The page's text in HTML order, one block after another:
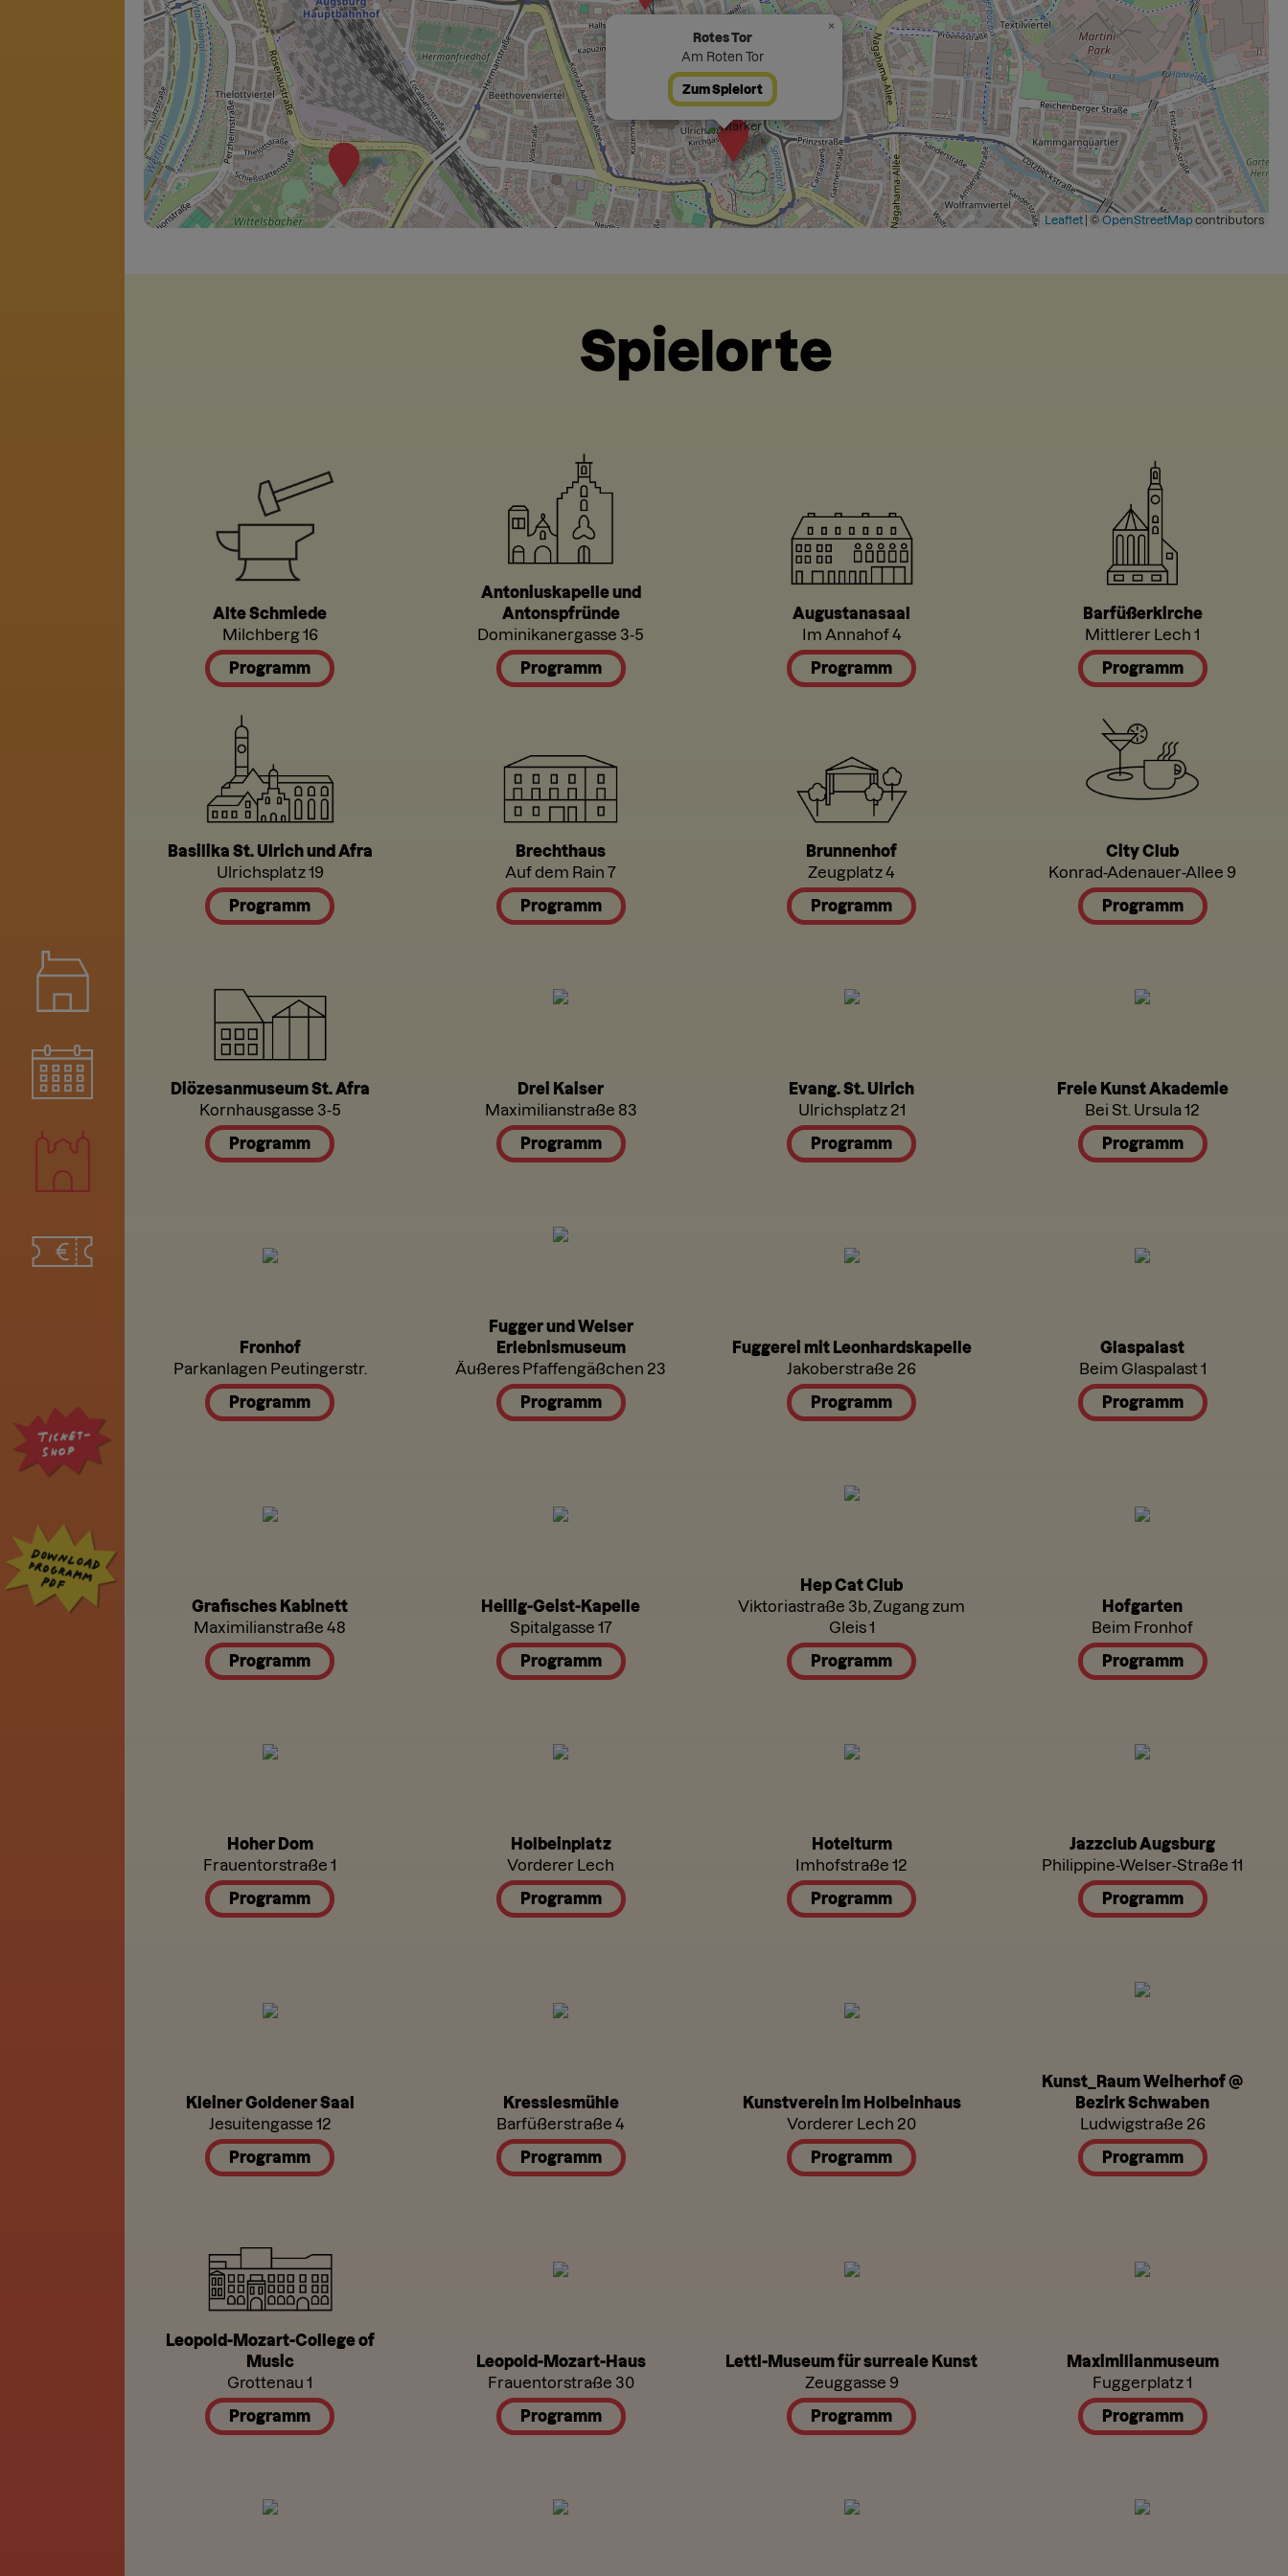
Rotes Tor
Am Roten Tor
Zum Spielort
×
Leaflet © OpenStreetMap contributors
Spielorte
Alte Schmiede
Milchberg 16
Programm
Antoniuskapelle und
Antonspfründe
Dominikanergasse 3-5
Programm
Augustanasaal
Im Annahof 4
Programm
Barfüßerkirche
Mittlerer Lech 1
Programm
Basilika St. Ulrich und Afra
Ulrichsplatz 19
Programm
Brechthaus
Auf dem Rain 7
Programm
Brunnenhof
Zeugplatz 4
Programm
City Club
Konrad-Adenauer-Allee 9
Programm
Diözesanmuseum St. Afra
Kornhausgasse 3-5
Programm
Drei Kaiser
Maximilianstraße 83
Programm
Evang. St. Ulrich
Ulrichsplatz 21
Programm
Freie Kunst Akademie
Bei St. Ursula 12
Programm
Fronhof
Parkanlagen Peutingerstr.
Programm
Fugger und Welser
Erlebnismuseum
Äußeres Pfaffengäßchen 23
Programm
Fuggerei mit Leonhardskapelle
Jakoberstraße 26
Programm
Glaspalast
Beim Glaspalast 1
Programm
Grafisches Kabinett
Maximilianstraße 48
Programm
Heilig-Geist-Kapelle
Spitalgasse 17
Programm
Hep Cat Club
Viktoriastraße 3b, Zugang zum
Gleis 1
Programm
Hofgarten
Beim Fronhof
Programm
Hoher Dom
Frauentorstraße 1
Programm
Holbeinplatz
Vorderer Lech
Programm
Hotelturm
Imhofstraße 12
Programm
Jazzclub Augsburg
Philippine-Welser-Straße 11
Programm
Kleiner Goldener Saal
Jesuitengasse 12
Programm
Kresslesmühle
Barfüßerstraße 4
Programm
Kunstverein im Holbeinhaus
Vorderer Lech 20
Programm
Kunst_Raum Weiherhof @
Bezirk Schwaben
Ludwigstraße 26
Programm
Leopold-Mozart-College of
Music
Grottenau 1
Programm
Leopold-Mozart-Haus
Frauentorstraße 30
Programm
Lettl-Museum für surreale Kunst
Zeuggasse 9
Programm
Maximilianmuseum
Fuggerplatz 1
Programm